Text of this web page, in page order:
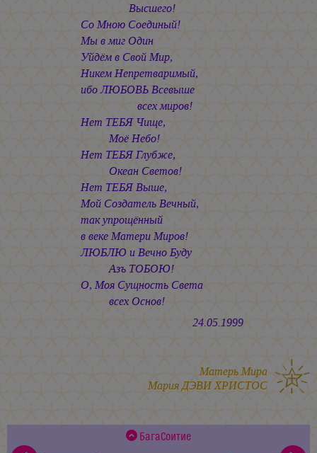
Высшего!
Со Мною Соединый!
Мы в миг Один
Уйдём в Свой Мир,
Никем Непретваримый,
ибо ЛЮБОВЬ Всевыше
всех миров!
Нет ТЕБЯ Чище,
Моё Небо!
Нет ТЕБЯ Глубже,
Океан Светов!
Нет ТЕБЯ Выше,
Мой Создатель Вечный,
так упрощённый
в веке Матери Миров!
ЛЮБЛЮ и Вечно Буду
Азъ ТОБОЮ!
О, Моя Сущность Света
всех Основ!
24.05.1999
Матерь Мира
Мария ДЭВИ ХРИСТОС
БагаСоитие